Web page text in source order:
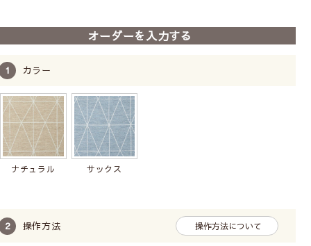
オーダーを入力する
カラー
ナチュラル サックス
操作方法 操作方法について